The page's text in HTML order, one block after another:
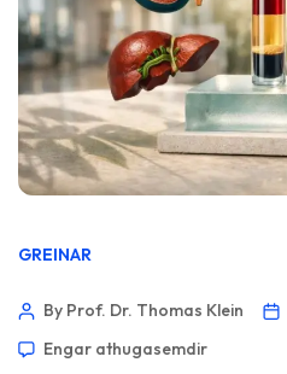
GREINAR
By Prof. Dr. Thomas Klein
Engar athugasemdir